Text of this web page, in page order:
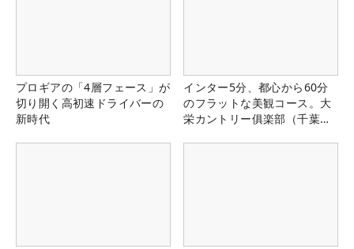
プロギアの「4層フェース」が
切り開く高初速ドライバーの
新時代
インター5分、都心から60分
のフラットな美観コース。大
栄カントリー俱楽部（千葉